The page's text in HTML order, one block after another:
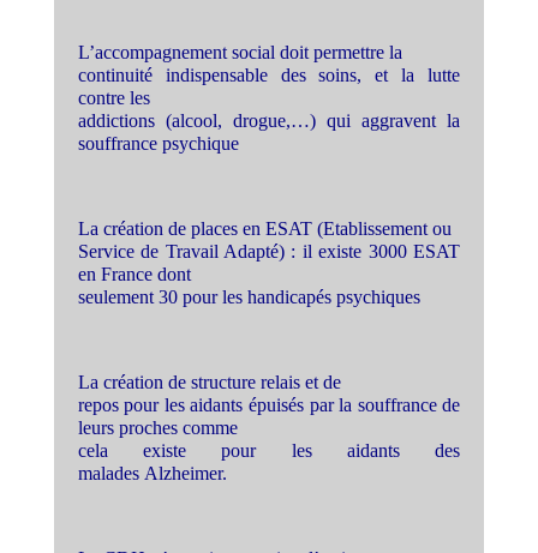
L’accompagnement social doit permettre la
continuité indispensable des soins, et la lutte
contre les
addictions (alcool, drogue,…) qui aggravent la
souffrance psychique
La création de places en ESAT (Etablissement ou
Service de Travail Adapté) : il existe 3000 ESAT
en France dont
seulement 30 pour les handicapés psychiques
La création de structure relais et de
repos pour les aidants épuisés par la souffrance de
leurs proches comme
cela existe pour les aidants des
malades Alzheimer.